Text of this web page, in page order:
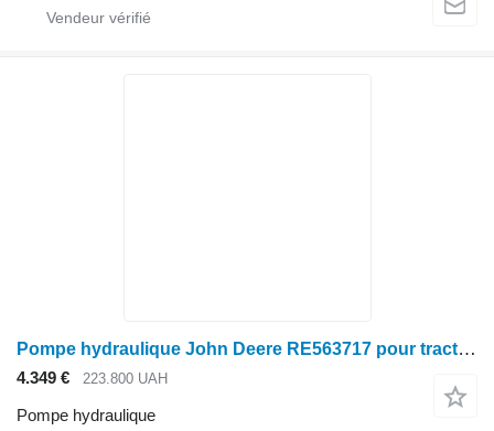
Pompe hydraulique John Deere RE563717 pour tracteur à roues John Deere
4.349 € 223.800 UAH
Pompe hydraulique